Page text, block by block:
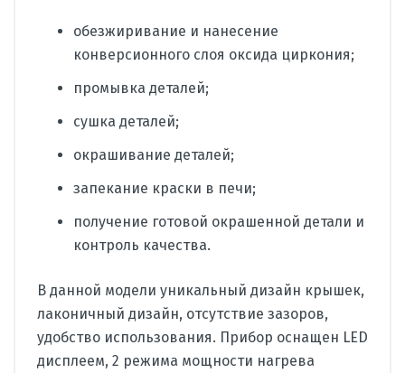
обезжиривание и нанесение
конверсионного слоя оксида циркония;
промывка деталей;
сушка деталей;
окрашивание деталей;
запекание краски в печи;
получение готовой окрашенной детали и
контроль качества.
В данной модели уникальный дизайн крышек,
лаконичный дизайн, отсутствие зазоров,
удобство использования. Прибор оснащен LED
дисплеем, 2 режима мощности нагрева